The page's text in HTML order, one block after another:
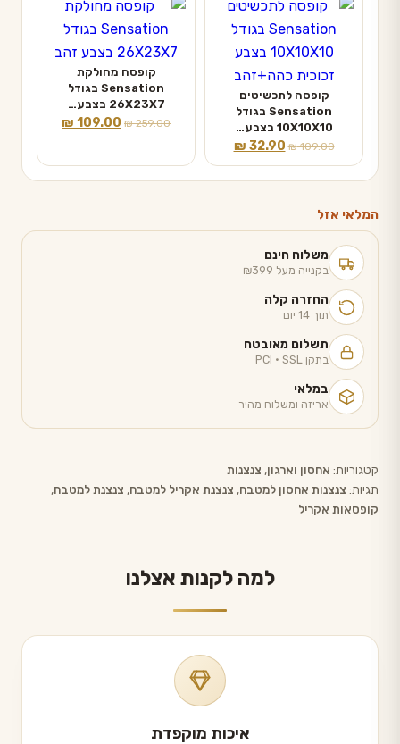
קופסה לתכשיטים
Sensation בגודל
10X10X10 בצבע…
₪109.00
המחיר
המקורי
היה:
₪ 32.90
המחיר
הנוכחי
הוא:
קופסה מחולקת
Sensation בגודל
26X23X7 בצבע…
₪259.00
המחיר
היה:
₪ 259.00.
₪ 109.00
המחיר
הוא:
₪ 109.00.
המלאי אזל
משלוח חינם
בקנייה מעל ₪399
החזרה קלה
תוך 14 יום
תשלום מאובטח
בתקן PCI · SSL
במלאי
אריזה ומשלוח מהיר
קטגוריות: אחסון וארגון, צנצנות
תגיות: צנצנות אחסון למטבח, צנצנת אקריל למטבח, צנצנת למטבח,
קופסאות אקריל
למה לקנות אצלנו
איכות מוקפדת